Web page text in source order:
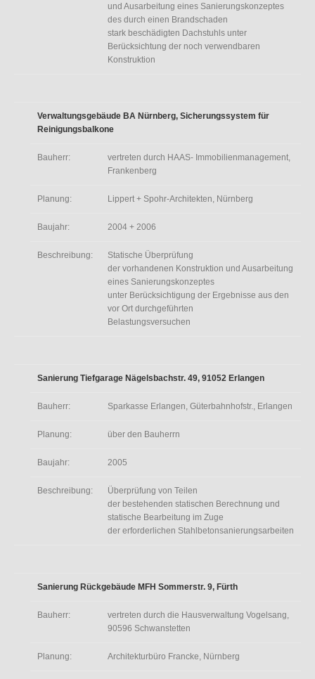
und Ausarbeitung eines Sanierungskonzeptes
des durch einen Brandschaden
stark beschädigten Dachstuhls unter
Berücksichtung der noch verwendbaren
Konstruktion
Verwaltungsgebäude BA Nürnberg, Sicherungssystem für
Reinigungsbalkone
Bauherr:
vertreten durch HAAS- Immobilienmanagement,
Frankenberg
Planung: Lippert + Spohr-Architekten, Nürnberg
Baujahr: 2004 + 2006
Beschreibung:
Statische Überprüfung
der vorhandenen Konstruktion und Ausarbeitung
eines Sanierungskonzeptes
unter Berücksichtigung der Ergebnisse aus den
vor Ort durchgeführten
Belastungsversuchen
Sanierung Tiefgarage Nägelsbachstr. 49, 91052 Erlangen
Bauherr: Sparkasse Erlangen, Güterbahnhofstr., Erlangen
Planung: über den Bauherrn
Baujahr: 2005
Beschreibung:
Überprüfung von Teilen
der bestehenden statischen Berechnung und
statische Bearbeitung im Zuge
der erforderlichen Stahlbetonsanierungsarbeiten
Sanierung Rückgebäude MFH Sommerstr. 9, Fürth
Bauherr:
vertreten durch die Hausverwaltung Vogelsang,
90596 Schwanstetten
Planung: Architekturbüro Francke, Nürnberg